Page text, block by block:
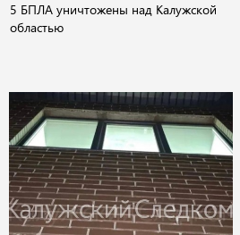
5 БПЛА уничтожены над Калужской
областью